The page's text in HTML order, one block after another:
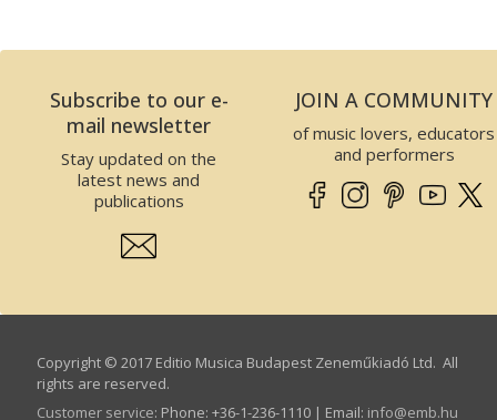
Subscribe to our e-
mail newsletter
Stay updated on the
latest news and
publications
JOIN A COMMUNITY
of music lovers, educators
and performers
Copyright © 2017 Editio Musica Budapest Zeneműkiadó Ltd. All
rights are reserved.
Customer service: Phone: +36-1-236-1110 | Email: info­@­emb.hu